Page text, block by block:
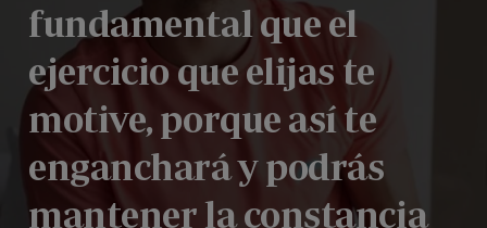
fundamental que el
ejercicio que elijas te
motive, porque así te
enganchará y podrás
mantener la constancia